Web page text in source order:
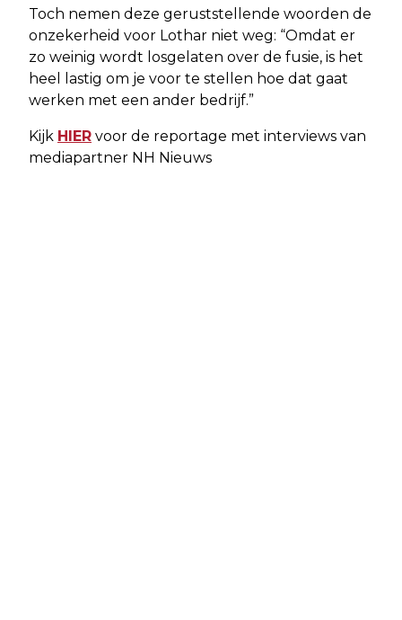
Toch nemen deze geruststellende woorden de
onzekerheid voor Lothar niet weg: “Omdat er
zo weinig wordt losgelaten over de fusie, is het
heel lastig om je voor te stellen hoe dat gaat
werken met een ander bedrijf.”
Kijk HIER voor de reportage met interviews van
mediapartner NH Nieuws